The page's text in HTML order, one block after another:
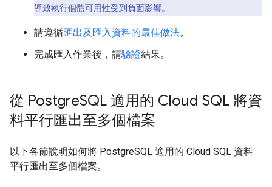
導致執行個體可用性受到負面影響。
請遵循匯出及匯入資料的最佳做法。
完成匯入作業後，請驗證結果。
從 PostgreSQL 適用的 Cloud SQL 將資
料平行匯出至多個檔案
以下各節說明如何將 PostgreSQL 適用的 Cloud SQL 資料
平行匯出至多個檔案。